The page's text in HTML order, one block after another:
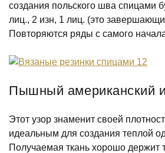
создания польского шва спицами
лиц., 2 изн, 1 лиц. (это
Повторяются ряды с самого
Пышный американский
Этот узор знаменит своей
идеальным для создания теплой
Получаемая ткань хорошо держит